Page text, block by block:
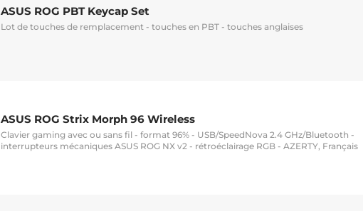
ASUS ROG PBT Keycap Set
Lot de touches de remplacement - touches en PBT - touches anglaises
ASUS ROG Strix Morph 96 Wireless
Clavier gaming avec ou sans fil - format 96% - USB/SpeedNova 2.4 GHz/Bluetooth -
interrupteurs mécaniques ASUS ROG NX v2 - rétroéclairage RGB - AZERTY, Français